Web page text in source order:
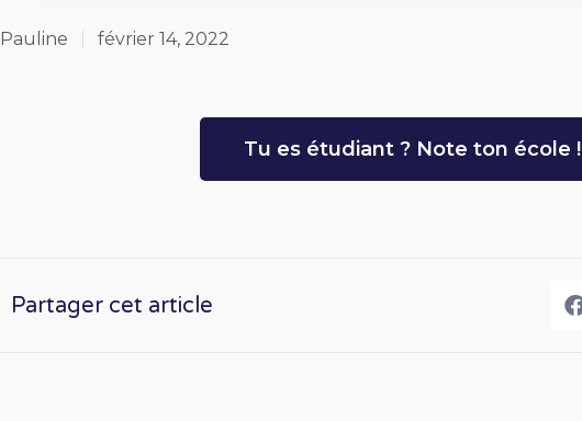
Pauline février 14, 2022
Tu es étudiant ? Note ton école !
Partager cet article